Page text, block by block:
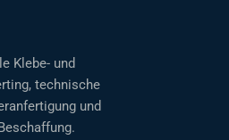
Klebe- und
technische
und